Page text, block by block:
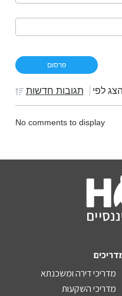
הצג לפי תגובות חדשות
No comments to display
מדריכי דירה ומשכנתא
מדריכי השקעות